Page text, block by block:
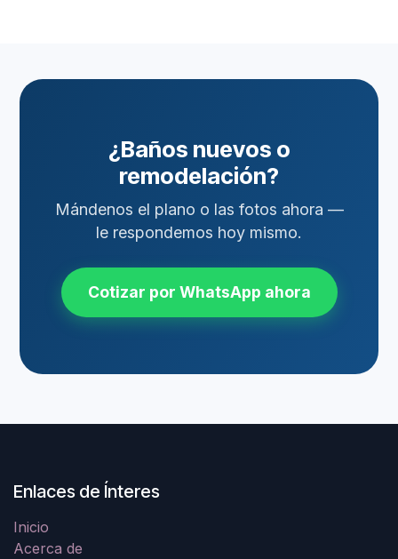
¿Baños nuevos o
remodelación?
Mándenos el plano o las fotos ahora —
le respondemos hoy mismo.
Cotizar por WhatsApp ahora
Enlaces de Ínteres
Inicio
Acerca de